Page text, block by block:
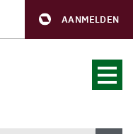
AANMELDEN